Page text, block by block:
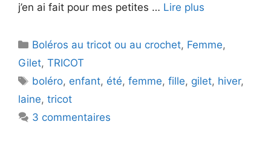
j’en ai fait pour mes petites … Lire plus
Catégories
Boléros au tricot ou au crochet, Femme,
Gilet, TRICOT
Étiquettes
boléro, enfant, été,femme,fille, gilet, hiver,
laine, tricot
3 commentaires